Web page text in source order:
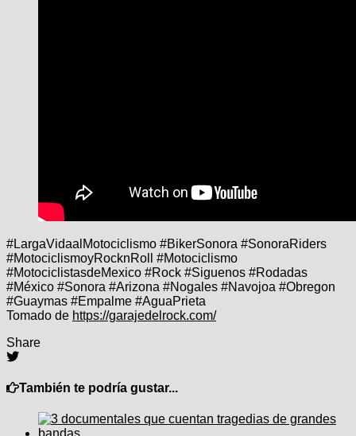
#LargaVidaalMotociclismo #BikerSonora #SonoraRiders
#MotociclismoyRocknRoll #Motociclismo
#MotociclistasdeMexico #Rock #Siguenos #Rodadas
#México #Sonora #Arizona #Nogales #Navojoa #Obregon
#Guaymas #Empalme #AguaPrieta
Tomado de https://garajedelrock.com/
Share
También te podría gustar...